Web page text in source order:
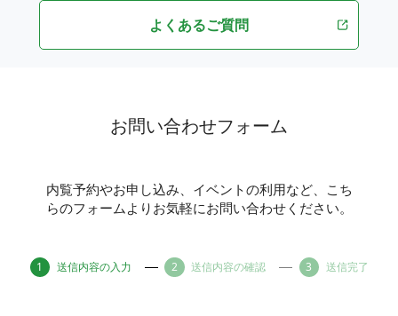
いいオフィス（コワーキングスペース）
FCオーナー募集
E Solution
その他
よくあるご質問
お問い合わせフォーム
内覧予約やお申し込み、イベントの利用など、こち
らのフォームよりお気軽にお問い合わせください。
送信内容の入力 送信内容の確認 送信完了